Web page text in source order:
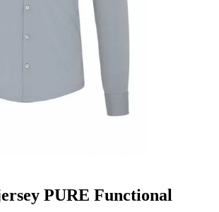
PURE Functional